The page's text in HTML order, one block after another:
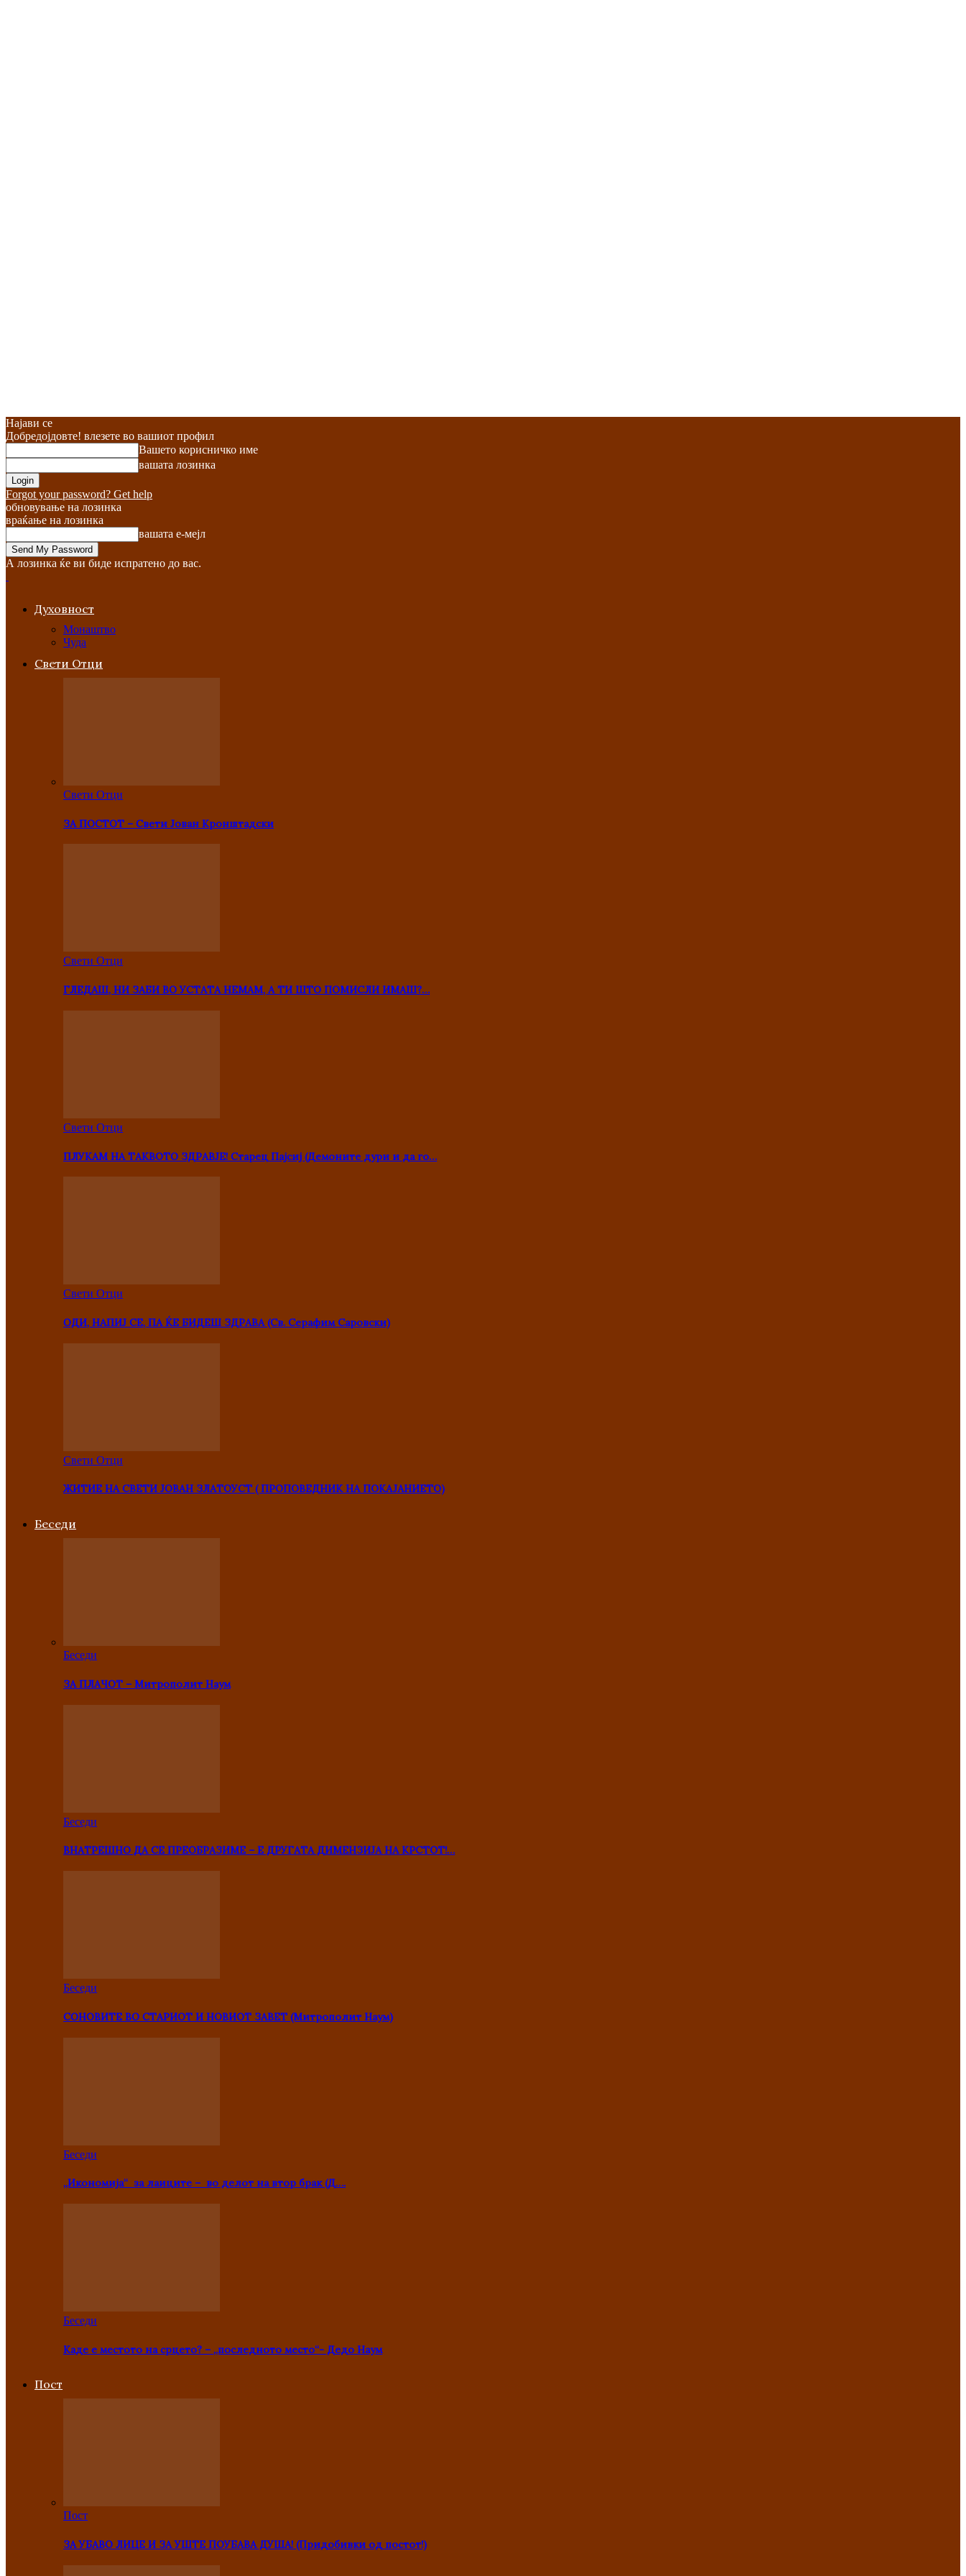
Најави се
Добредојдовте! влезете во вашиот профил
Вашето корисничко име
вашата лозинка
Forgot your password? Get help
обновување на лозинка
враќање на лозинка
вашата е-мејл
А лозинка ќе ви биде испратено до вас.
Духовност
Монаштво
Чуда
Свети Отци
Свети Отци
ЗА ПОСТОТ – Свети Јован Кронштадски
Свети Отци
ГЛЕДАШ, НИ ЗАБИ ВО УСТАТА НЕМАМ, А ТИ ШТО ПОМИСЛИ ИМАШ?…
Свети Отци
ПЛУКАМ НА ТАКВОТО ЗДРАВЈЕ! Старец Пајсиј (Демоните дури и да го…
Свети Отци
ОДИ, НАПИЈ СЕ, ПА ЌЕ БИДЕШ ЗДРАВА (Св. Серафим Саровски)
Свети Отци
ЖИТИЕ НА СВЕТИ ЈОВАН ЗЛАТОУСТ ( ПРОПОВЕДНИК НА ПОКАЈАНИЕТО)
Беседи
Беседи
ЗА ПЛАЧОТ – Митрополит Наум
Беседи
ВНАТРЕШНО ДА СЕ ПРЕОБРАЗИМЕ – Е ДРУГАТА ДИМЕНЗИЈА НА КРСТОТ!…
Беседи
СОНОВИТЕ ВО СТАРИОТ И НОВИОТ ЗАВЕТ (Митрополит Наум)
Беседи
„Икономија“ за лаиците – во делот на втор брак (Д….
Беседи
Каде е местото на срцето? – „последното место“- Дедо Наум
Пост
Пост
ЗА УБАВО ЛИЦЕ И ЗА УШТЕ ПОУБАВА ДУША! (Придобивки од постот!)